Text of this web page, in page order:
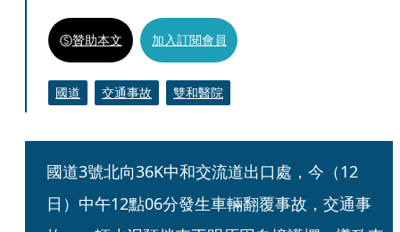
贊助本文 加入訂閱會員
國道 交通事故 雙和醫院
國道3號北向36K中和交流道出口處，今（12
日）中午12點06分發生車輛翻覆事故，交通事